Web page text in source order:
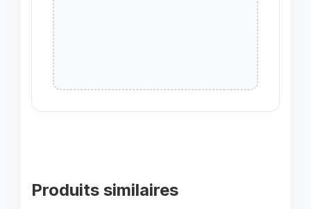
Produits similaires